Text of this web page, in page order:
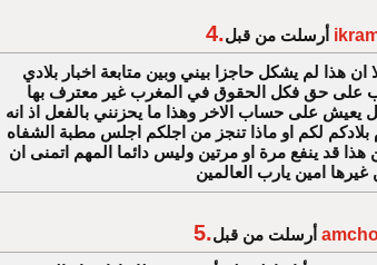
4.
ان هذا لم يشكل حاجزا بيني وبين متابعة اخبار بلادي
على حق فكل الحقوق في المغرب غير معترف بها
على حساب الاخر وهذا ما يحزنني بالفعل اذ انه
بلادكم لكم او ماذا تنجز من اجلكم اجلس مطبة الشفاه
هذا قد ينفع مرة او مرتين وليس دائما المهم اتمنى ان
امين يارب العالمين
5.